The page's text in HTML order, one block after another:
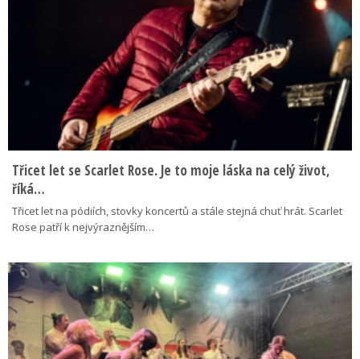
Třicet let se Scarlet Rose. Je to moje láska na celý život,
říká…
Třicet let na pódiích, stovky koncertů a stále stejná chuť hrát. Scarlet
Rose patří k nejvýraznějším…